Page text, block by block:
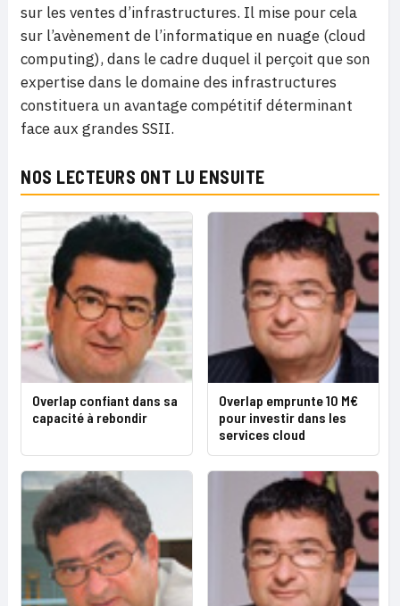
sur les ventes d’infrastructures. Il mise pour cela
sur l’avènement de l’informatique en nuage (cloud
computing), dans le cadre duquel il perçoit que son
expertise dans le domaine des infrastructures
constituera un avantage compétitif déterminant
face aux grandes SSII.
NOS LECTEURS ONT LU ENSUITE
Overlap confiant dans sa
capacité à rebondir
Overlap emprunte 10 M€
pour investir dans les
services cloud